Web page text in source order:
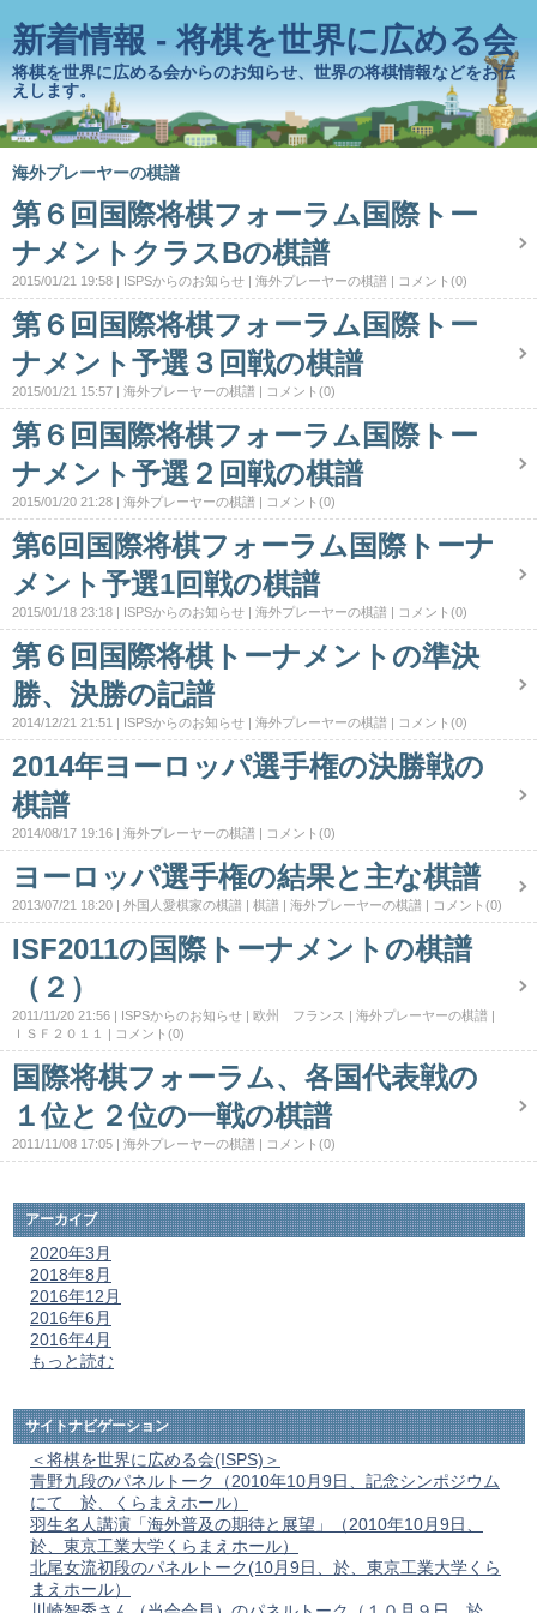
新着情報 - 将棋を世界に広める会
将棋を世界に広める会からのお知らせ、世界の将棋情報などをお伝
えします。
海外プレーヤーの棋譜
第６回国際将棋フォーラム国際トー
ナメントクラスBの棋譜
2015/01/21 19:58 ISPSからのお知らせ 海外プレーヤーの棋譜 コメント(0)
第６回国際将棋フォーラム国際トー
ナメント予選３回戦の棋譜
2015/01/21 15:57 海外プレーヤーの棋譜 コメント(0)
第６回国際将棋フォーラム国際トー
ナメント予選２回戦の棋譜
2015/01/20 21:28 海外プレーヤーの棋譜 コメント(0)
第6回国際将棋フォーラム国際トーナ
メント予選1回戦の棋譜
2015/01/18 23:18 ISPSからのお知らせ 海外プレーヤーの棋譜 コメント(0)
第６回国際将棋トーナメントの準決
勝、決勝の記譜
2014/12/21 21:51 ISPSからのお知らせ 海外プレーヤーの棋譜 コメント(0)
2014年ヨーロッパ選手権の決勝戦の
棋譜
2014/08/17 19:16 海外プレーヤーの棋譜 コメント(0)
ヨーロッパ選手権の結果と主な棋譜
2013/07/21 18:20 外国人愛棋家の棋譜 棋譜 海外プレーヤーの棋譜 コメント(0)
ISF2011の国際トーナメントの棋譜
（２）
2011/11/20 21:56 ISPSからのお知らせ 欧州 フランス
海外プレーヤーの棋譜
ＩＳＦ２０１１
コメント(0)
国際将棋フォーラム、各国代表戦の
１位と２位の一戦の棋譜
2011/11/08 17:05 海外プレーヤーの棋譜 コメント(0)
アーカイブ
2020年3月
2018年8月
2016年12月
2016年6月
2016年4月
もっと読む
サイトナビゲーション
＜将棋を世界に広める会(ISPS)＞
青野九段のパネルトーク（2010年10月9日、記念シンポジウム
にて 於、くらまえホール）
羽生名人講演「海外普及の期待と展望」（2010年10月9日、
於、東京工業大学くらまえホール）
北尾女流初段のパネルトーク(10月9日、於、東京工業大学くら
まえホール）